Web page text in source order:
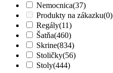
Nemocnica(37)
Produkty na zákazku(0)
Regály(11)
Šatňa(460)
Skrine(834)
Stoličky(56)
Stoly(444)